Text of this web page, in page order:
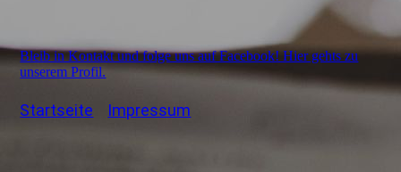
Bleib in Kontakt und folge uns auf Facebook! Hier gehts zu
unserem Profil.
Startseite Impressum